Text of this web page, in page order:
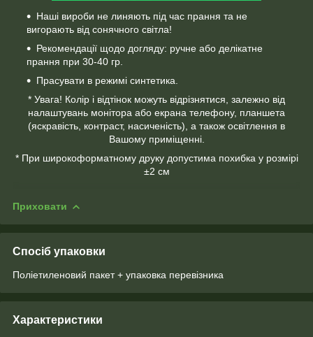
Наші вироби не линяють під час прання та не
вигорають від сонячного світла!
Рекомендації щодо догляду: ручне або делікатне
прання при 30-40 гр.
Прасувати в режимі синтетика.
* Увага! Колір і відтінок можуть відрізнятися, залежно від
налаштувань монітора або екрана телефону, планшета
(яскравість, контраст, насиченість), а також освітлення в
Вашому приміщенні.
* При широкоформатному друку допустима похибка у розмірі
±2 см
Приховати
Спосіб упаковки
Поліетиленовий пакет + упаковка перевізника
Характеристики